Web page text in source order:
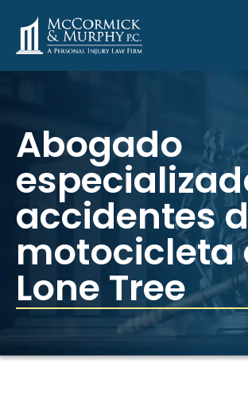
Abogado
accidentes
motocicleta
Lone Tree